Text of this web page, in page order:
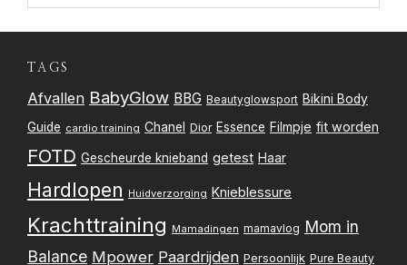
TAGS
Afvallen BabyGlow BBG Beautyglowsport Bikini Body
Guide cardio training Chanel Dior Essence Filmpje fit worden
FOTD Gescheurde knieband getest Haar
Hardlopen Huidverzorging Knieblessure
Krachttraining Mamadingen mamavlog Mom in
Balance Mpower Paardrijden Persoonlijk Pure Beauty